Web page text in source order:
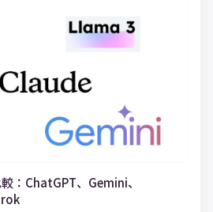
：ChatGPT、Gemini、